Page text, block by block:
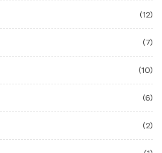
(12)
(7)
(10)
(6)
(2)